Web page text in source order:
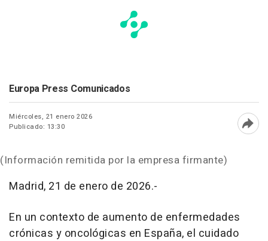
Europa Press Comunicados
Miércoles, 21 enero 2026
Publicado: 13:30
(Información remitida por la empresa firmante)
Madrid, 21 de enero de 2026.-
En un contexto de aumento de enfermedades
crónicas y oncológicas en España, el cuidado